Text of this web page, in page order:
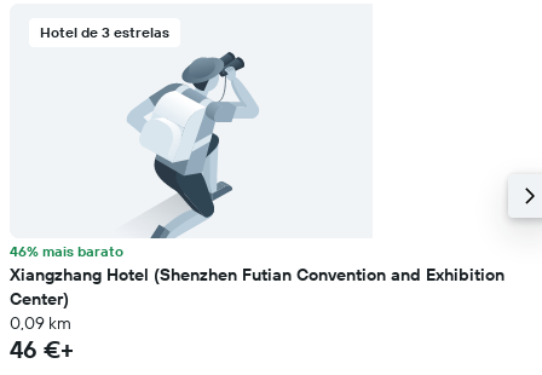
Hotel de 3 estrelas
46% mais barato
Xiangzhang Hotel (Shenzhen Futian Convention and Exhibition
Center)
0,09 km
46 €+